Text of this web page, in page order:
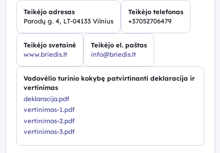
Teikėjo adresas
Parodų g. 4, LT-04133 Vilnius
Teikėjo telefonas
+37052706479
Teikėjo svetainė
www.briedis.lt
Teikėjo el. paštas
info@briedis.lt
Vadovėlio turinio kokybę patvirtinanti deklaracija ir
vertinimas
deklaracija.pdf
vertinimas-1.pdf
vertinimas-2.pdf
vertinimas-3.pdf